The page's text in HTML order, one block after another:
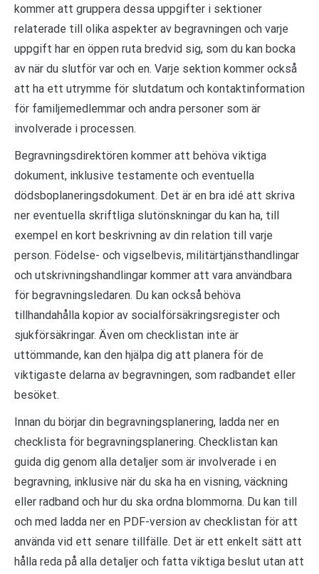
kommer att gruppera dessa uppgifter i sektioner
relaterade till olika aspekter av begravningen och varje
uppgift har en öppen ruta bredvid sig, som du kan bocka
av när du slutför var och en. Varje sektion kommer också
att ha ett utrymme för slutdatum och kontaktinformation
för familjemedlemmar och andra personer som är
involverade i processen.
Begravningsdirektören kommer att behöva viktiga
dokument, inklusive testamente och eventuella
dödsboplaneringsdokument. Det är en bra idé att skriva
ner eventuella skriftliga slutönskningar du kan ha, till
exempel en kort beskrivning av din relation till varje
person. Födelse- och vigselbevis, militärtjänsthandlingar
och utskrivningshandlingar kommer att vara användbara
för begravningsledaren. Du kan också behöva
tillhandahålla kopior av socialförsäkringsregister och
sjukförsäkringar. Även om checklistan inte är
uttömmande, kan den hjälpa dig att planera för de
viktigaste delarna av begravningen, som radbandet eller
besöket.
Innan du börjar din begravningsplanering, ladda ner en
checklista för begravningsplanering. Checklistan kan
guida dig genom alla detaljer som är involverade i en
begravning, inklusive när du ska ha en visning, väckning
eller radband och hur du ska ordna blommorna. Du kan till
och med ladda ner en PDF-version av checklistan för att
använda vid ett senare tillfälle. Det är ett enkelt sätt att
hålla reda på alla detaljer och fatta viktiga beslut utan att